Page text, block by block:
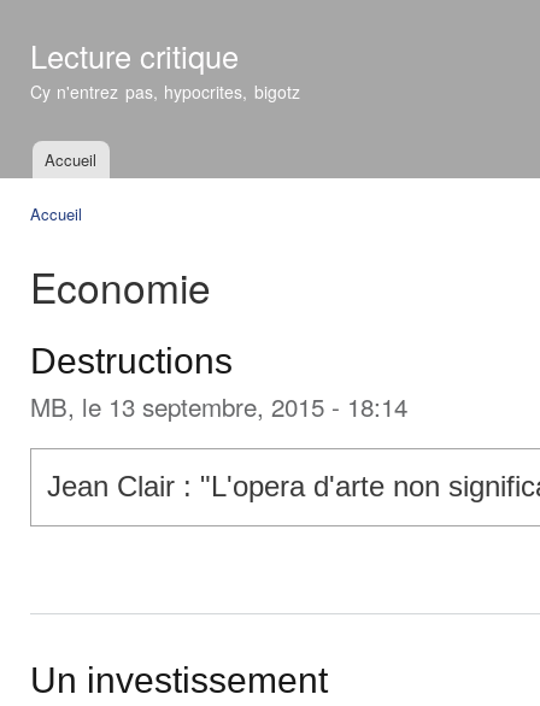
Lecture critique
Cy n'entrez pas, hypocrites, bigotz
Menu principal
Accueil
Accueil
Economie
Destructions
MB, le 13 septembre, 2015 - 18:14
Jean Clair : "L'opera d'arte non
Un investissement